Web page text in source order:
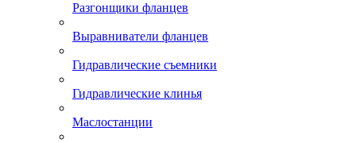
Разгонщики фланцев
Выравниватели фланцев
Гидравлические съемники
Гидравлические клинья
Маслостанции